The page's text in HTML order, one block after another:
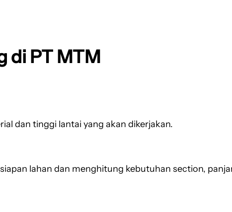
di PT MTM
dan tinggi lantai yang akan dikerjakan.
lahan dan menghitung kebutuhan section,